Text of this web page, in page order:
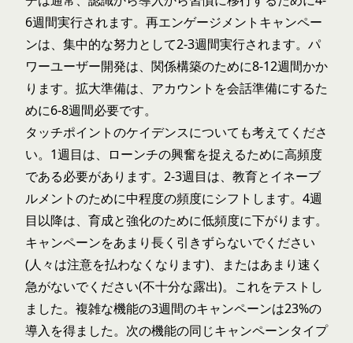
6週間実行されます。再エンゲージメントキャンペー
ンは、集中的な努力として2-3週間実行されます。パ
ワーユーザー開発は、関係構築のために8-12週間かか
ります。拡大準備は、アカウントを会話準備にするた
めに6-8週間必要です。
タッチポイントのケイデンスについても考えてくださ
い。1週目は、ローンチの興奮を捉えるために高頻度
である必要があります。2-3週目は、教育とイネーブ
ルメントのために中程度の頻度にシフトします。4週
目以降は、育成と強化のために低頻度に下がります。
キャンペーンをあまり長く引きずらないでください
(人々は注意を払わなくなります)、またはあまり速く
急がないでください(不十分な露出)。これをテストし
ました。複雑な機能の3週間のキャンペーンは23%の
導入を得ました。次の機能の同じキャンペーンタイプ